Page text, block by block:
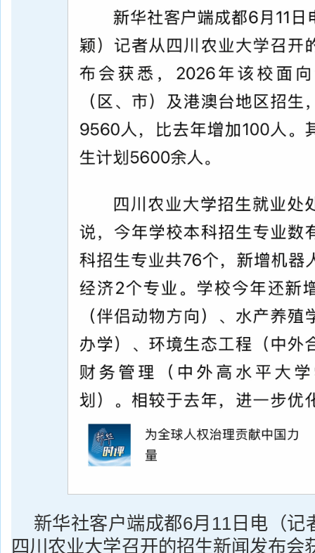
新华社客户端成都6月11日电（记
四川农业大学召开的招生新闻发布会